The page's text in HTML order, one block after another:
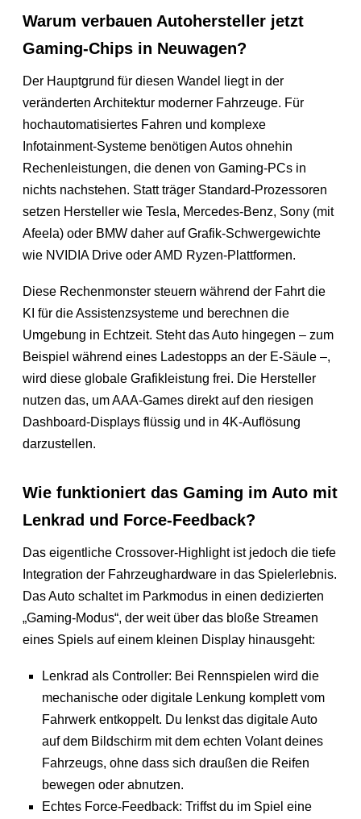
Warum verbauen Autohersteller jetzt
Gaming-Chips in Neuwagen?
Der Hauptgrund für diesen Wandel liegt in der
veränderten Architektur moderner Fahrzeuge. Für
hochautomatisiertes Fahren und komplexe
Infotainment-Systeme benötigen Autos ohnehin
Rechenleistungen, die denen von Gaming-PCs in
nichts nachstehen. Statt träger Standard-Prozessoren
setzen Hersteller wie Tesla, Mercedes-Benz, Sony (mit
Afeela) oder BMW daher auf Grafik-Schwergewichte
wie NVIDIA Drive oder AMD Ryzen-Plattformen.
Diese Rechenmonster steuern während der Fahrt die
KI für die Assistenzsysteme und berechnen die
Umgebung in Echtzeit. Steht das Auto hingegen – zum
Beispiel während eines Ladestopps an der E-Säule –,
wird diese globale Grafikleistung frei. Die Hersteller
nutzen das, um AAA-Games direkt auf den riesigen
Dashboard-Displays flüssig und in 4K-Auflösung
darzustellen.
Wie funktioniert das Gaming im Auto mit
Lenkrad und Force-Feedback?
Das eigentliche Crossover-Highlight ist jedoch die tiefe
Integration der Fahrzeughardware in das Spielerlebnis.
Das Auto schaltet im Parkmodus in einen dedizierten
„Gaming-Modus“, der weit über das bloße Streamen
eines Spiels auf einem kleinen Display hinausgeht:
Lenkrad als Controller: Bei Rennspielen wird die
mechanische oder digitale Lenkung komplett vom
Fahrwerk entkoppelt. Du lenkst das digitale Auto
auf dem Bildschirm mit dem echten Volant deines
Fahrzeugs, ohne dass sich draußen die Reifen
bewegen oder abnutzen.
Echtes Force-Feedback: Triffst du im Spiel eine